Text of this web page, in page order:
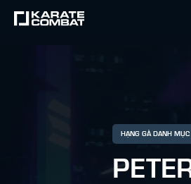
HẠNG GÀ DANH MỤC